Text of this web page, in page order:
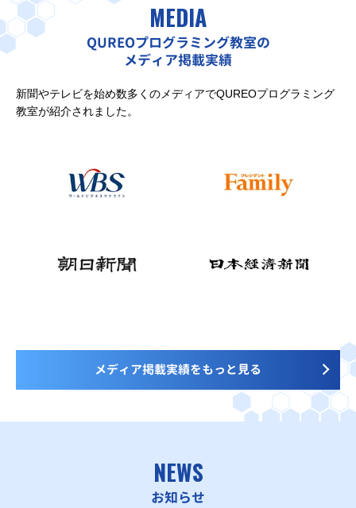
MEDIA
QUREOプログラミング教室の
メディア掲載実績
新聞やテレビを始め数多くのメディアでQUREOプログラミング
教室が紹介されました。
メディア掲載実績をもっと見る
NEWS
お知らせ